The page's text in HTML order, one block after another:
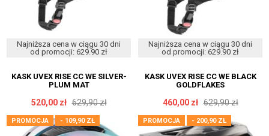
Najniższa cena w ciągu 30 dni
od promocji: 629.90 zł
KASK UVEX RISE CC WE SILVER-
PLUM MAT
520,00 zł 629,90 zł
Najniższa cena w ciągu 30 dni
od promocji: 629.90 zł
KASK UVEX RISE CC WE BLACK
GOLDFLAKES
460,00 zł 629,90 zł
PROMOCJA - 109,90 ZŁ PROMOCJA - 200,90 ZŁ